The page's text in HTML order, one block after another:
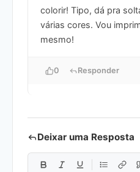
colorir! Tipo, dá pra
várias cores. Vou
mesmo!
0 Responder
Deixar uma Resposta